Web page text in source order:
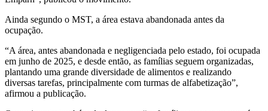
Ainda segundo o MST, a área estava abandonada antes da
ocupação.
“A área, antes abandonada e negligenciada pelo estado, foi ocupada
em junho de 2025, e desde então, as famílias seguem organizadas,
plantando uma grande diversidade de alimentos e realizando
diversas tarefas, principalmente com turmas de alfabetização”,
afirmou a publicação.